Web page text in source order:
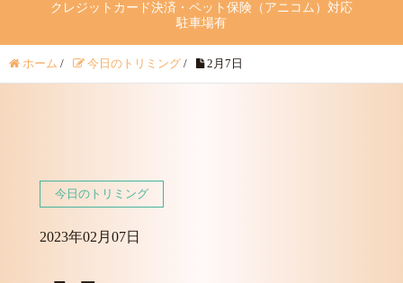
クレジットカード決済・ペット保険（アニコム）対応
駐車場有
ホーム / 今日のトリミング / 2月7日
今日のトリミング
2023年02月07日